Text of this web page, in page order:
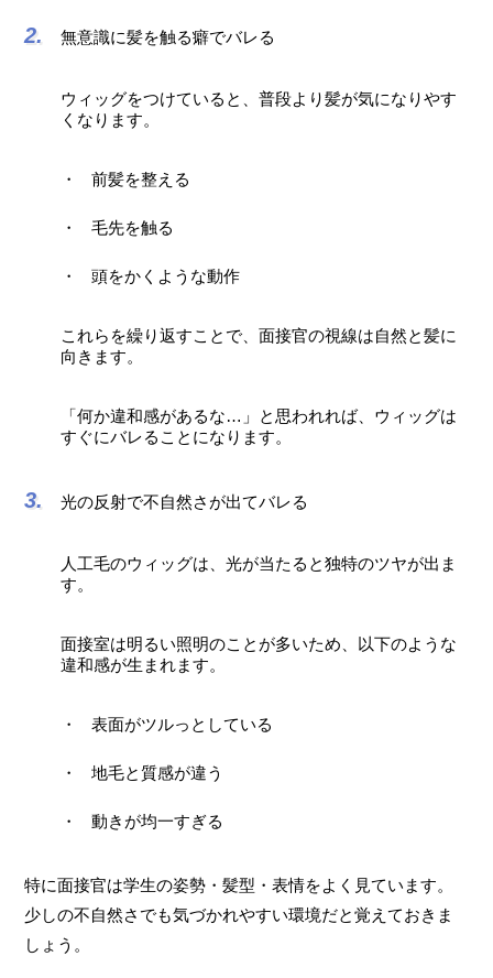
無意識に髪を触る癖でバレる
ウィッグをつけていると、普段より髪が気になりやす
くなります。
前髪を整える
毛先を触る
頭をかくような動作
これらを繰り返すことで、面接官の視線は自然と髪に
向きます。
「何か違和感があるな…」と思われれば、ウィッグは
すぐにバレることになります。
光の反射で不自然さが出てバレる
人工毛のウィッグは、光が当たると独特のツヤが出ま
す。
面接室は明るい照明のことが多いため、以下のような
違和感が生まれます。
表面がツルっとしている
地毛と質感が違う
動きが均一すぎる
特に面接官は学生の姿勢・髪型・表情をよく見ています。
少しの不自然さでも気づかれやすい環境だと覚えておきま
しょう。